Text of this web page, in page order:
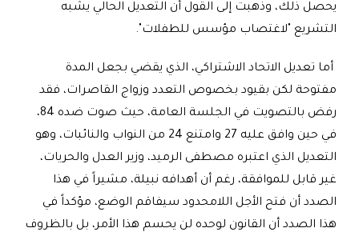
يحصل ذلك، وذهبت إلى القول أن التعديل الحالي يشبه
التشريع "لاغتصاب مؤسس للطفلات".
أما تعديل الاتحاد الاشتراكي، الذي يقضي بجعل المدة
مفتوحة لكن بقيود بخصوص التعدد وزواج القاصرات، فقد
رفض بالتصويت في الجلسة العامة، حيث صوت ضده 84،
في حين وافق عليه 27 وامتنع 24 من النواب والنائبات، وهو
التعديل الذي اعتبره مصطفى الرميد، وزير العدل والحريات،
غير قابل للموافقة، رغم أن أهدافه نبيلة، مشيراً في هذا
الصدد أن فتح الأجل اللامحدود سيفاقم الوضع، مؤكداً في
هذا الصدد أن القانون لوحده لن يحسم هذا الأمر، بل بالظروف